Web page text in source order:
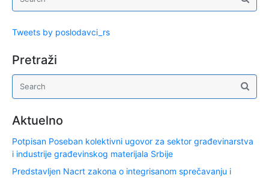
Tweets by poslodavci_rs
Pretraži
Aktuelno
Potpisan Poseban kolektivni ugovor za sektor građevinarstva
i industrije građevinskog materijala Srbije
Predstavljen Nacrt zakona o integrisanom sprečavanju i